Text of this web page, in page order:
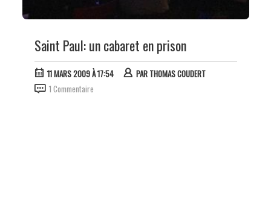
Saint Paul: un cabaret en prison
11 MARS 2009 À 17:54 PAR THOMAS COUDERT
1 Commentaire